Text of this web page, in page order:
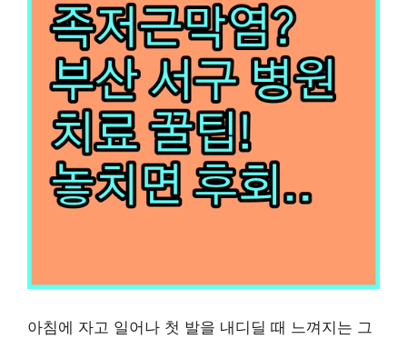
아침에 자고 일어나 첫 발을 내디딜 때 느껴지는 그